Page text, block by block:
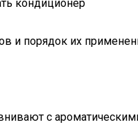
и порядок их
с